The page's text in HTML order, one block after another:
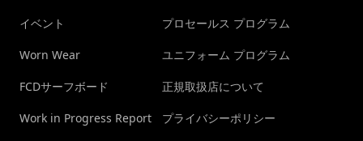
イベント
Worn Wear
FCDサーフボード
Work in Progress Report
プロセールス プログラム
ユニフォーム プログラム
正規取扱店について
プライバシーポリシー